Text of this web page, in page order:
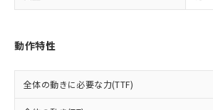
動作特性
全体の動きに必要な力(TTF)
メンバーズにご登録されて
および当社の共同利用者が
品・サービスに関するお客
下記の非含有証明書をダウンロー
とができます。
り引きをいたしません。